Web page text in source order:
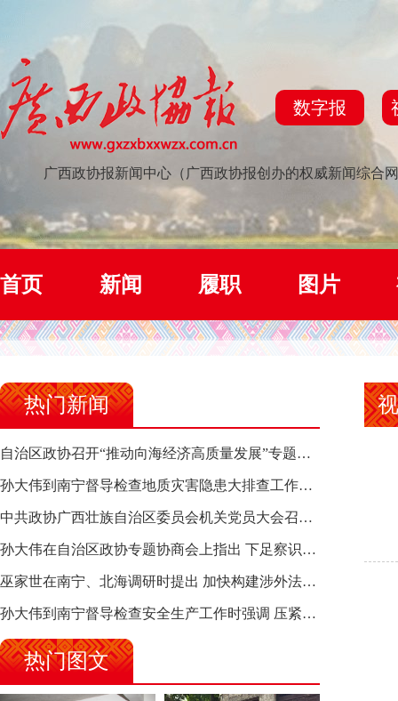
数字报
广西政协报新闻中心（广西政协报创办的权威新闻综合
首页 新闻 履职 图片
热门新闻
自治区政协召开“推动向海经济高质量发展”专题调研座谈会 钱学明出席并讲话
孙大伟到南宁督导检查地质灾害隐患大排查工作时强调 筑牢地质灾害安全防线 全力保障人民群众生命财产安全
中共政协广西壮族自治区委员会机关党员大会召开 选举产生新一届机关党委、机关纪委
孙大伟在自治区政协专题协商会上指出 下足察识谋督之功 恪尽服务大局之责 助推有色金属、关键金属产业高质量发展
巫家世在南宁、北海调研时提出 加快构建涉外法律供给集群 护航向海经济高质量发展
孙大伟到南宁督导检查安全生产工作时强调 压紧压实责任 狠抓隐患整治 坚决筑牢安全生产防线
热门图文